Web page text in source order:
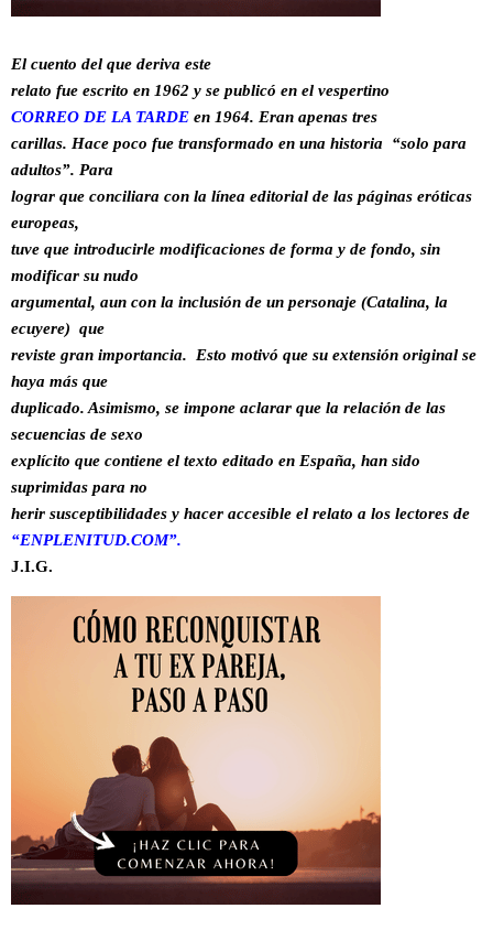
El cuento del que deriva este
relato fue escrito en 1962 y se publicó en el vespertino
CORREO DE LA TARDE en 1964. Eran apenas tres
carillas. Hace poco fue transformado en una historia “solo para
adultos”. Para
lograr que conciliara con la línea editorial de las páginas eróticas
europeas,
tuve que introducirle modificaciones de forma y de fondo, sin
modificar su nudo
argumental, aun con la inclusión de un personaje (Catalina, la
ecuyere) que
reviste gran importancia. Esto motivó que su extensión original se
haya más que
duplicado. Asimismo, se impone aclarar que la relación de las
secuencias de sexo
explícito que contiene el texto editado en España, han sido
suprimidas para no
herir susceptibilidades y hacer accesible el relato a los lectores de
“ENPLENITUD.COM”.
J.I.G.